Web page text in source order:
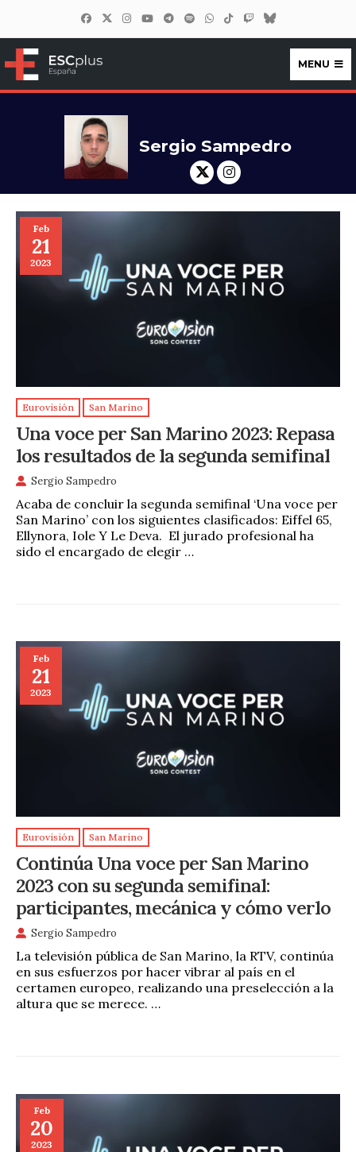
ESCplus España
MENU
Sergio Sampedro
Feb
21
2023
Eurovisión San Marino
Una voce per San Marino 2023: Repasa
los resultados de la segunda semifinal
Sergio Sampedro
Acaba de concluir la segunda semifinal ‘Una voce per
San Marino’ con los siguientes clasificados: Eiffel 65,
Ellynora, Iole Y Le Deva. El jurado profesional ha
sido el encargado de elegir …
Feb
21
2023
Eurovisión San Marino
Continúa Una voce per San Marino
2023 con su segunda semifinal:
participantes, mecánica y cómo verlo
Sergio Sampedro
La televisión pública de San Marino, la RTV, continúa
en sus esfuerzos por hacer vibrar al país en el
certamen europeo, realizando una preselección a la
altura que se merece. …
Feb
20
2023